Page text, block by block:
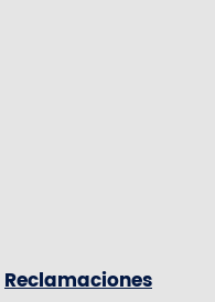
Reclamaciones